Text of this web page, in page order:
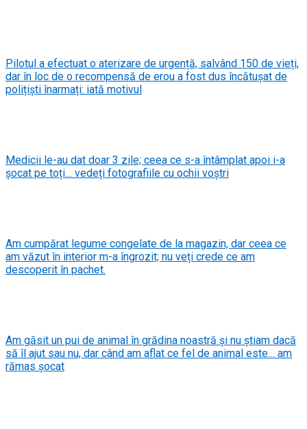
Pilotul a efectuat o aterizare de urgență, salvând 150 de vieți,
dar în loc de o recompensă de erou a fost dus încătușat de
polițiști înarmați: iată motivul
Medicii le-au dat doar 3 zile; ceea ce s-a întâmplat apoi i-a
șocat pe toți… vedeți fotografiile cu ochii voștri
Am cumpărat legume congelate de la magazin, dar ceea ce
am văzut în interior m-a îngrozit; nu veți crede ce am
descoperit în pachet.
Am găsit un pui de animal în grădina noastră și nu știam dacă
să îl ajut sau nu, dar când am aflat ce fel de animal este… am
rămas șocat